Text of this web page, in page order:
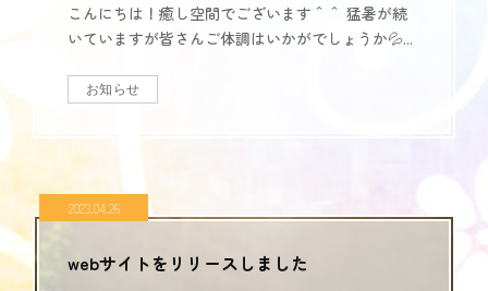
こんにちは！癒し空間でございます＾＾ 猛暑が続
いていますが皆さんご体調はいかがでしょうか💦...
お知らせ
2023.04.26
webサイトをリリースしました